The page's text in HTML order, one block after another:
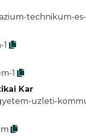
technikum-
1
Kar
uzleti-